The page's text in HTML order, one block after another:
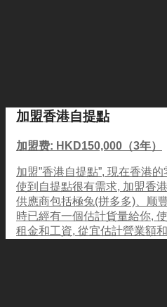
加盟香港自提點
加盟费: HKD150,000（3年）
加盟”香港自提點”, 現在香港
使到自提點很有需求, 加盟香
供應商包括極兔(拼多多)、顺
時已經有一個估計貨量給你,
租金和工資, 從宜估計營業額和